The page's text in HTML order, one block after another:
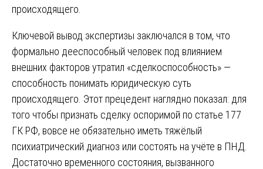
происходящего.
Ключевой вывод экспертизы заключался в том, что
формально дееспособный человек под влиянием
внешних факторов утратил «сделкоспособность» —
способность понимать юридическую суть
происходящего. Этот прецедент наглядно показал: для
того чтобы признать сделку оспоримой по статье 177
ГК РФ, вовсе не обязательно иметь тяжёлый
психиатрический диагноз или состоять на учёте в ПНД.
Достаточно временного состояния, вызванного